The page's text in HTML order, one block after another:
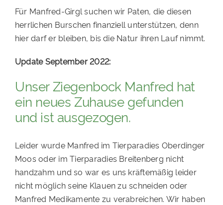
RATGEBER
Für Manfred-Girgl suchen wir Paten, die diesen
herrlichen Burschen finanziell unterstützen, denn
hier darf er bleiben, bis die Natur ihren Lauf nimmt.
Update September 2022:
Unser Ziegenbock Manfred hat
ein neues Zuhause gefunden
und ist ausgezogen.
Leider wurde Manfred im Tierparadies Oberdinger
Moos oder im Tierparadies Breitenberg nicht
handzahm und so war es uns kräftemäßig leider
nicht möglich seine Klauen zu schneiden oder
Manfred Medikamente zu verabreichen. Wir haben